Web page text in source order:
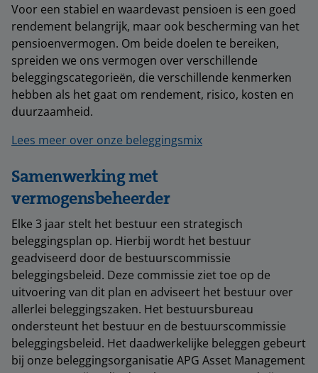
Voor een stabiel en waardevast pensioen is een goed
rendement belangrijk, maar ook bescherming van het
pensioenvermogen. Om beide doelen te bereiken,
spreiden we ons vermogen over verschillende
beleggingscategorieën, die verschillende kenmerken
hebben als het gaat om rendement, risico, kosten en
duurzaamheid.
Lees meer over onze beleggingsmix
Samenwerking met
vermogensbeheerder
Elke 3 jaar stelt het bestuur een strategisch
beleggingsplan op. Hierbij wordt het bestuur
geadviseerd door de bestuurscommissie
beleggingsbeleid. Deze commissie ziet toe op de
uitvoering van dit plan en adviseert het bestuur over
allerlei beleggingszaken. Het bestuursbureau
ondersteunt het bestuur en de bestuurscommissie
beleggingsbeleid. Het daadwerkelijke beleggen gebeurt
bij onze beleggingsorganisatie APG Asset Management